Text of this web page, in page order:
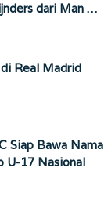
dari Man …
Real Madrid
Siap Bawa Nama
U-17 Nasional